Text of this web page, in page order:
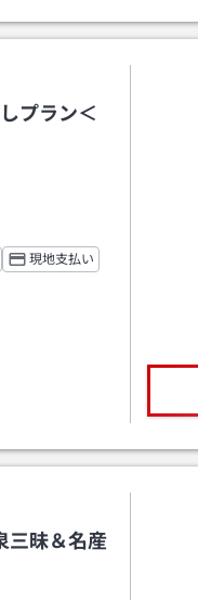
プラン＜
ト
現地支払い
三昧＆名産